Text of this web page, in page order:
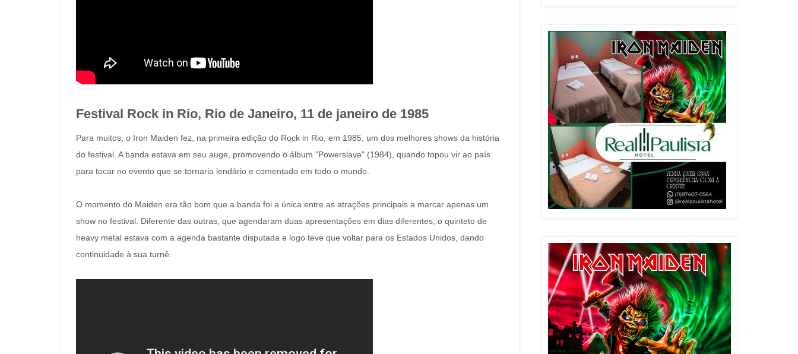
Festival Rock in Rio, Rio de Janeiro, 11 de janeiro de 1985
Para muitos, o Iron Maiden fez, na primeira edição do Rock in Rio, em 1985, um dos melhores shows da história
do festival. A banda estava em seu auge, promovendo o álbum "Powerslave" (1984), quando topou vir ao país
para tocar no evento que se tornaria lendário e comentado em todo o mundo.
O momento do Maiden era tão bom que a banda foi a única entre as atrações principais a marcar apenas um
show no festival. Diferente das outras, que agendaram duas apresentações em dias diferentes, o quinteto de
heavy metal estava com a agenda bastante disputada e logo teve que voltar para os Estados Unidos, dando
continuidade à sua turnê.